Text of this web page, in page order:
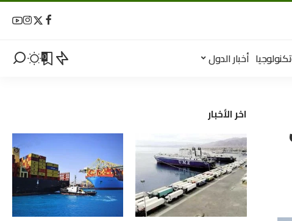
أخبار الدول 0
اخر الأخبار